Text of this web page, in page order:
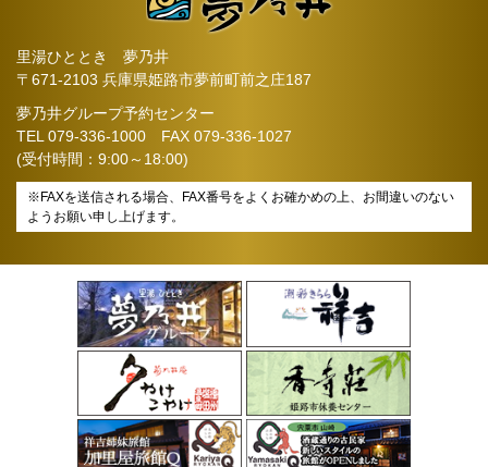
里湯ひととき 夢乃井
〒671-2103 兵庫県姫路市夢前町前之庄187
夢乃井グループ予約センター
TEL 079-336-1000 FAX 079-336-1027
(受付時間：9:00～18:00)
※FAXを送信される場合、FAX番号をよくお確かめの上、お間違いのない
ようお願い申し上げます。